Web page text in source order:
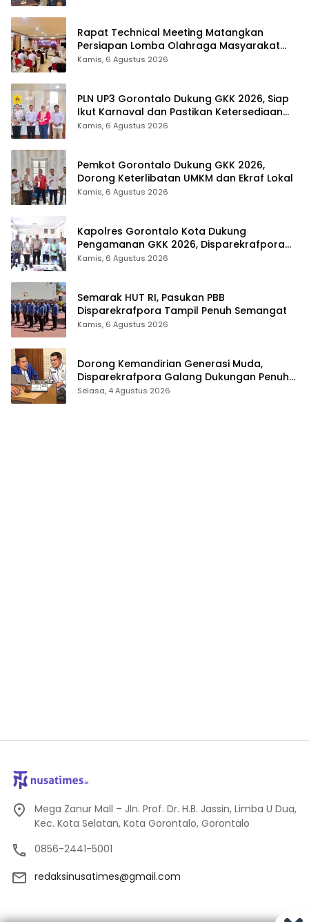
Rapat Technical Meeting Matangkan
Persiapan Lomba Olahraga Masyarakat
Tingkat Provinsi Gorontalo
Kamis, 6 Agustus 2026
PLN UP3 Gorontalo Dukung GKK 2026, Siap
Ikut Karnaval dan Pastikan Ketersediaan
Listrik
Kamis, 6 Agustus 2026
Pemkot Gorontalo Dukung GKK 2026,
Dorong Keterlibatan UMKM dan Ekraf Lokal
Kamis, 6 Agustus 2026
Kapolres Gorontalo Kota Dukung
Pengamanan GKK 2026, Disparekrafpora
Perkuat Sinergi Lintas Sektor
Kamis, 6 Agustus 2026
Semarak HUT RI, Pasukan PBB
Disparekrafpora Tampil Penuh Semangat
Kamis, 6 Agustus 2026
Dorong Kemandirian Generasi Muda,
Disparekrafpora Galang Dukungan Penuh
Para Aleg Deprov
Selasa, 4 Agustus 2026
Mega Zanur Mall – Jln. Prof. Dr. H.B. Jassin, Limba U Dua,
Kec. Kota Selatan, Kota Gorontalo, Gorontalo
0856-2441-5001
redaksinusatimes@gmail.com